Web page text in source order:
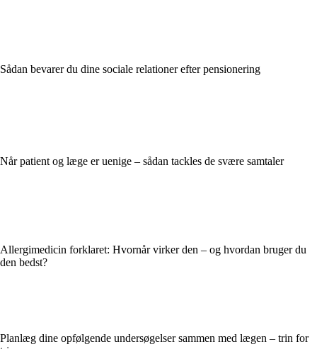
Sådan bevarer du dine sociale relationer efter pensionering
Når patient og læge er uenige – sådan tackles de svære samtaler
Allergimedicin forklaret: Hvornår virker den – og hvordan bruger du
den bedst?
Planlæg dine opfølgende undersøgelser sammen med lægen – trin for